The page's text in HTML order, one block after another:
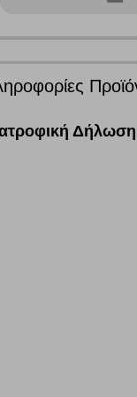
Δήλωση
του ιστότοπου
που
σας, προσθέτοντας
cookies για την
σχετικά.
μας.